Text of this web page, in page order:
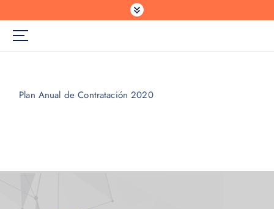
Plan Anual de Contratación 2020